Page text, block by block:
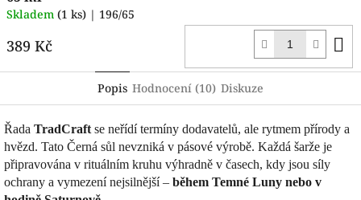
Skladem (1 ks) | 196/65
389 Kč
Popis Hodnocení (10) Diskuze
Řada TradCraft se neřídí termíny dodavatelů, ale rytmem přírody a
hvězd. Tato Černá sůl nevzniká v pásové výrobě. Každá šarže je
připravována v rituálním kruhu výhradně v časech, kdy jsou síly
ochrany a vymezení nejsilnější – během Temné Luny nebo v